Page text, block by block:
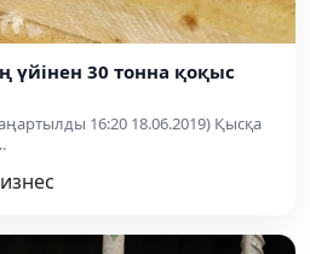
үйінен 30 тонна қоқыс
16:20 18.06.2019) Қысқа